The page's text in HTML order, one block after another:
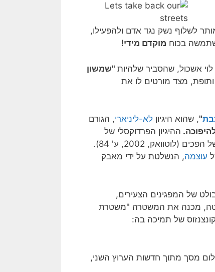
לשלוף נשק נגד אדם ולהפעילו,
בכוח מוקדם מידי!
אשכול, שהסביר שלהיות "שמשון
מצד מורטים לו את
", שהוא היגיון לא-ליניארי, הגורם
ההיגיון הפרדוקסלי של
מורכבת מעוות כל פעולה הגיונית, וגורם שוב ושוב להיפוך של הפכים (לוטוואק, 2002, ע' 84).
עוצמה, הנשלטת על ידי מאבק
של המפגינים הצעירים,
מכנה את המשטרה "משטרת
של תמיכה בה:
מסך מתוך חדשות הערוץ השני,